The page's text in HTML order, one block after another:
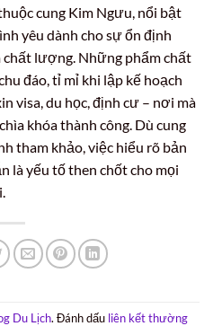
cung Kim Ngưu, nổi bật
yêu dành cho sự ổn định
lượng. Những phẩm chất
đáo, tỉ mỉ khi lập kế hoạch
visa, du học, định cư – nơi mà
khóa thành công. Dù cung
tham khảo, việc hiểu rõ bản
là yếu tố then chốt cho mọi
Du Lịch. Đánh dấu liên kết thường